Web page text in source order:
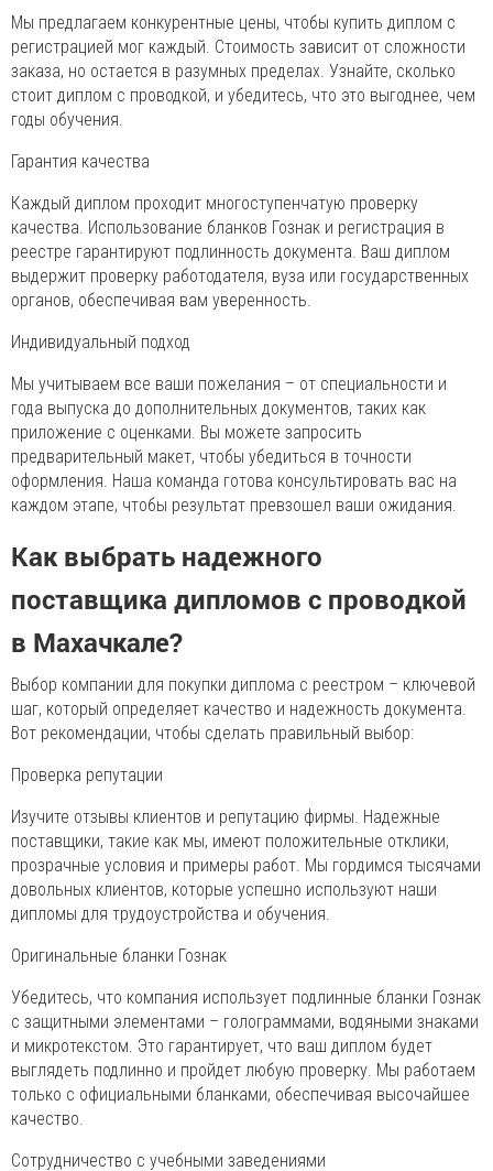
Мы предлагаем конкурентные цены, чтобы купить диплом с
регистрацией мог каждый. Стоимость зависит от сложности
заказа, но остается в разумных пределах. Узнайте, сколько
стоит диплом с проводкой, и убедитесь, что это выгоднее, чем
годы обучения.
Гарантия качества
Каждый диплом проходит многоступенчатую проверку
качества. Использование бланков Гознак и регистрация в
реестре гарантируют подлинность документа. Ваш диплом
выдержит проверку работодателя, вуза или государственных
органов, обеспечивая вам уверенность.
Индивидуальный подход
Мы учитываем все ваши пожелания – от специальности и
года выпуска до дополнительных документов, таких как
приложение с оценками. Вы можете запросить
предварительный макет, чтобы убедиться в точности
оформления. Наша команда готова консультировать вас на
каждом этапе, чтобы результат превзошел ваши ожидания.
Как выбрать надежного
поставщика дипломов с проводкой
в Махачкале?
Выбор компании для покупки диплома с реестром – ключевой
шаг, который определяет качество и надежность документа.
Вот рекомендации, чтобы сделать правильный выбор:
Проверка репутации
Изучите отзывы клиентов и репутацию фирмы. Надежные
поставщики, такие как мы, имеют положительные отклики,
прозрачные условия и примеры работ. Мы гордимся тысячами
довольных клиентов, которые успешно используют наши
дипломы для трудоустройства и обучения.
Оригинальные бланки Гознак
Убедитесь, что компания использует подлинные бланки Гознак
с защитными элементами – голограммами, водяными знаками
и микротекстом. Это гарантирует, что ваш диплом будет
выглядеть подлинно и пройдет любую проверку. Мы работаем
только с официальными бланками, обеспечивая высочайшее
качество.
Сотрудничество с учебными заведениями